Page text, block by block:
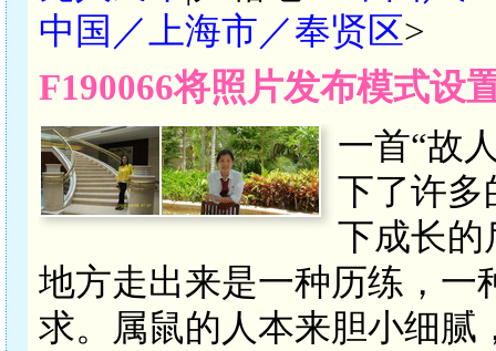
中国／上海市／奉贤区>
F190066将照片发布模式设
一首“故
下了许多
下成长的
地方走出来是一种历练，一
求。属鼠的人本来胆小细腻